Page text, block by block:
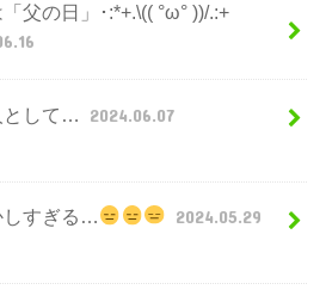
父の日」･:*+.\(( °ω° ))/.:+
として… 2024.06.07
しすぎる… 2024.05.29